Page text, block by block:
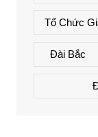
Tổ Chức
Đài Bắc